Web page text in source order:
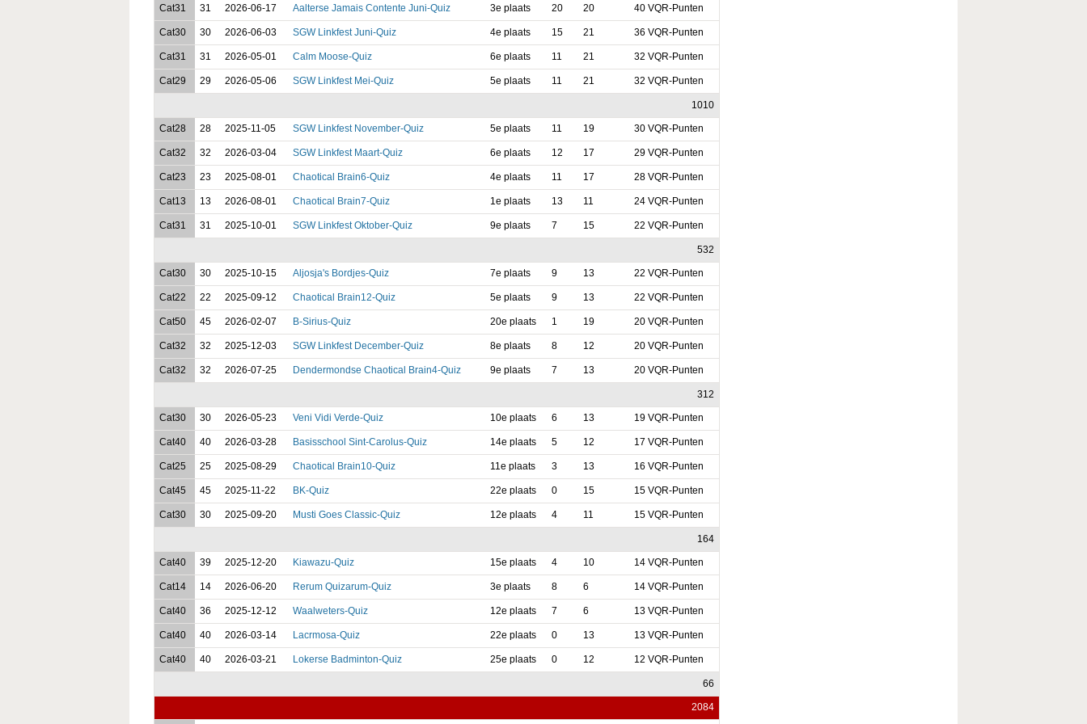
Cat31 31 2026-06-17 Aalterse Jamais Contente Juni-Quiz 3e plaats 20 20 40 VQR-Punten
Cat30 30 2026-06-03 SGW Linkfest Juni-Quiz 4e plaats 15 21 36 VQR-Punten
Cat31 31 2026-05-01 Calm Moose-Quiz 6e plaats 11 21 32 VQR-Punten
Cat29 29 2026-05-06 SGW Linkfest Mei-Quiz 5e plaats 11 21 32 VQR-Punten
1010
Cat28 28 2025-11-05 SGW Linkfest November-Quiz 5e plaats 11 19 30 VQR-Punten
Cat32 32 2026-03-04 SGW Linkfest Maart-Quiz 6e plaats 12 17 29 VQR-Punten
Cat23 23 2025-08-01 Chaotical Brain6-Quiz 4e plaats 11 17 28 VQR-Punten
Cat13 13 2026-08-01 Chaotical Brain7-Quiz 1e plaats 13 11 24 VQR-Punten
Cat31 31 2025-10-01 SGW Linkfest Oktober-Quiz 9e plaats 7 15 22 VQR-Punten
532
Cat30 30 2025-10-15 Aljosja's Bordjes-Quiz 7e plaats 9 13 22 VQR-Punten
Cat22 22 2025-09-12 Chaotical Brain12-Quiz 5e plaats 9 13 22 VQR-Punten
Cat50 45 2026-02-07 B-Sirius-Quiz 20e plaats 1 19 20 VQR-Punten
Cat32 32 2025-12-03 SGW Linkfest December-Quiz 8e plaats 8 12 20 VQR-Punten
Cat32 32 2026-07-25 Dendermondse Chaotical Brain4-Quiz 9e plaats 7 13 20 VQR-Punten
312
Cat30 30 2026-05-23 Veni Vidi Verde-Quiz 10e plaats 6 13 19 VQR-Punten
Cat40 40 2026-03-28 Basisschool Sint-Carolus-Quiz 14e plaats 5 12 17 VQR-Punten
Cat25 25 2025-08-29 Chaotical Brain10-Quiz 11e plaats 3 13 16 VQR-Punten
Cat45 45 2025-11-22 BK-Quiz 22e plaats 0 15 15 VQR-Punten
Cat30 30 2025-09-20 Musti Goes Classic-Quiz 12e plaats 4 11 15 VQR-Punten
164
Cat40 39 2025-12-20 Kiawazu-Quiz 15e plaats 4 10 14 VQR-Punten
Cat14 14 2026-06-20 Rerum Quizarum-Quiz 3e plaats 8 6 14 VQR-Punten
Cat40 36 2025-12-12 Waalweters-Quiz 12e plaats 7 6 13 VQR-Punten
Cat40 40 2026-03-14 Lacrmosa-Quiz 22e plaats 0 13 13 VQR-Punten
Cat40 40 2026-03-21 Lokerse Badminton-Quiz 25e plaats 0 12 12 VQR-Punten
66
2084